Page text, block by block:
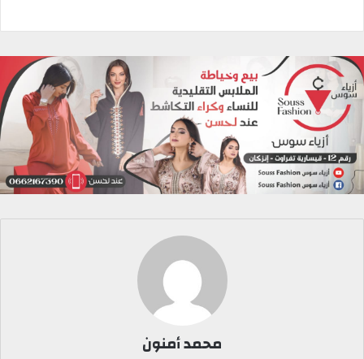
محمد أمنون